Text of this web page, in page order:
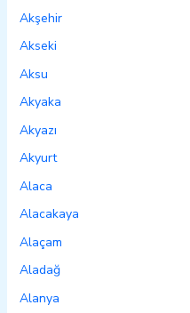
Akşehir
Akseki
Aksu
Akyaka
Akyazı
Akyurt
Alaca
Alacakaya
Alaçam
Aladağ
Alanya